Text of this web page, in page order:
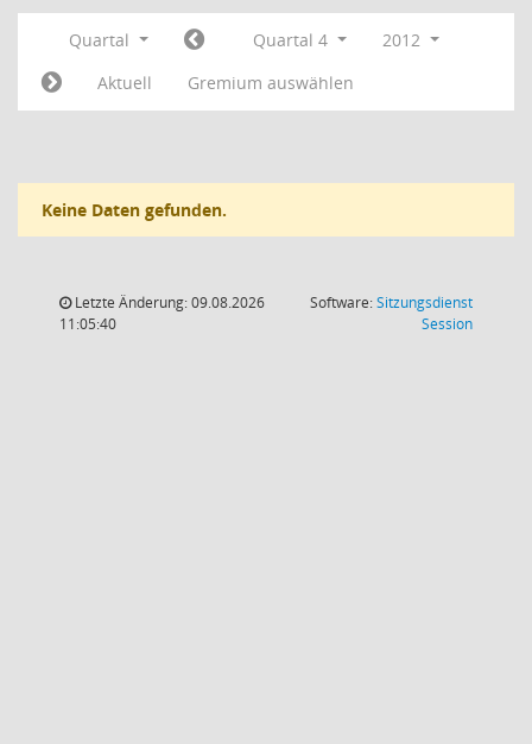
Quartal Quartal 4
2012
Aktuell
Gremium auswählen
Keine Daten gefunden.
Letzte Änderung: 09.08.2026
11:05:40
Software:Sitzungsdienst
Session(Wird in